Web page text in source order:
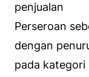
penjualan
Perseroan
dengan
pada kategori